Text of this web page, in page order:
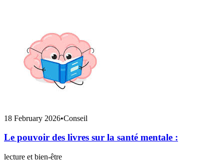
18 February 2026•Conseil
Le pouvoir des livres sur la santé mentale :
lecture et bien-être